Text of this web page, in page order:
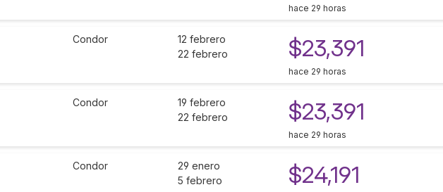
hace 29 horas
Condor
12 febrero
22 febrero
$23,391
hace 29 horas
Condor
19 febrero
22 febrero
$23,391
hace 29 horas
Condor
29 enero
5 febrero
$24,191